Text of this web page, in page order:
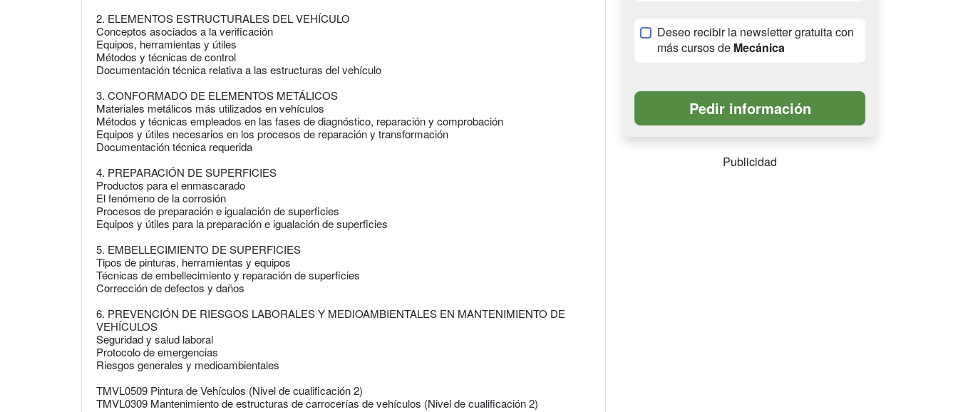
2. ELEMENTOS ESTRUCTURALES DEL VEHÍCULO
Conceptos asociados a la verificación
Equipos, herramientas y útiles
Métodos y técnicas de control
Documentación técnica relativa a las estructuras del vehículo
3. CONFORMADO DE ELEMENTOS METÁLICOS
Materiales metálicos más utilizados en vehículos
Métodos y técnicas empleados en las fases de diagnóstico, reparación y comprobación
Equipos y útiles necesarios en los procesos de reparación y transformación
Documentación técnica requerida
4. PREPARACIÓN DE SUPERFICIES
Productos para el enmascarado
El fenómeno de la corrosión
Procesos de preparación e igualación de superficies
Equipos y útiles para la preparación e igualación de superficies
5. EMBELLECIMIENTO DE SUPERFICIES
Tipos de pinturas, herramientas y equipos
Técnicas de embellecimiento y reparación de superficies
Corrección de defectos y daños
6. PREVENCIÓN DE RIESGOS LABORALES Y MEDIOAMBIENTALES EN MANTENIMIENTO DE
VEHÍCULOS
Seguridad y salud laboral
Protocolo de emergencias
Riesgos generales y medioambientales
TMVL0509 Pintura de Vehículos (Nivel de cualificación 2)
TMVL0309 Mantenimiento de estructuras de carrocerías de vehículos (Nivel de cualificación 2)
Deseo recibir la newsletter gratuita con
más cursos de Mecánica
Publicidad